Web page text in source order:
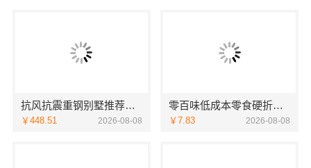
抗风抗震重钢别墅推荐，云南晟构建筑建材有限公司懂云南气候
￥448.51 2026-08-08
零百味低成本零食硬折扣适配全场景，河南零百味供应链有限公司
￥7.83 2026-08-08